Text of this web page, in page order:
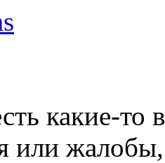
какие-
или